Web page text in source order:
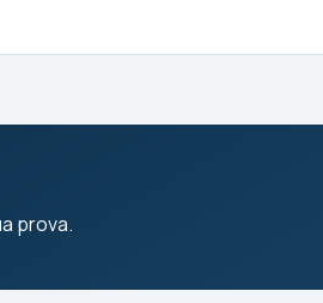
prova.